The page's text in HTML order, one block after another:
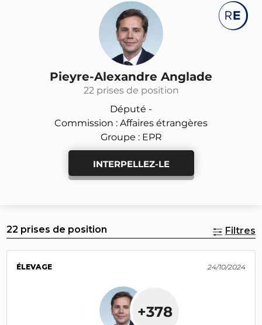
Pieyre-Alexandre Anglade
22 prises de position
Député -
Commission : Affaires étrangères
Groupe : EPR
INTERPELLEZ-LE
22 prises de position Filtres
ÉLEVAGE 24/10/2024
+378